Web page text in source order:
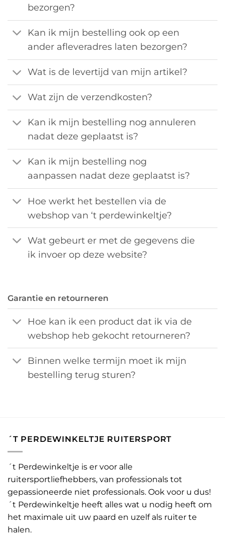
bezorgen?
Kan ik mijn bestelling ook op een
ander afleveradres laten bezorgen?
Wat is de levertijd van mijn artikel?
Wat zijn de verzendkosten?
Kan ik mijn bestelling nog annuleren
nadat deze geplaatst is?
Kan ik mijn bestelling nog
aanpassen nadat deze geplaatst is?
Hoe werkt het bestellen via de
webshop van ‘t perdewinkeltje?
Wat gebeurt er met de gegevens die
ik invoer op deze website?
Garantie en retourneren
Hoe kan ik een product dat ik via de
webshop heb gekocht retourneren?
Binnen welke termijn moet ik mijn
bestelling terug sturen?
´T PERDEWINKELTJE RUITERSPORT
´t Perdewinkeltje is er voor alle
ruitersportliefhebbers, van professionals tot
gepassioneerde niet professionals. Ook voor u dus!
´t Perdewinkeltje heeft alles wat u nodig heeft om
het maximale uit uw paard en uzelf als ruiter te
halen.